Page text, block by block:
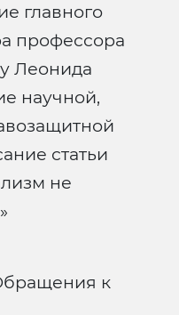
главного
профессора
Леонида
научной,
статьи
не
к